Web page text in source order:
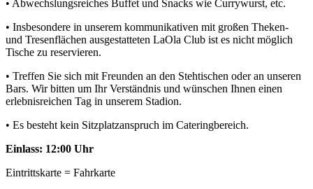
• Abwechslungsreiches Buffet und Snacks wie Currywurst, etc.
• Insbesondere in unserem kommunikativen mit großen Theken-
und Tresenflächen ausgestatteten LaOla Club ist es nicht möglich
Tische zu reservieren.
• Treffen Sie sich mit Freunden an den Stehtischen oder an unseren
Bars. Wir bitten um Ihr Verständnis und wünschen Ihnen einen
erlebnisreichen Tag in unserem Stadion.
• Es besteht kein Sitzplatzanspruch im Cateringbereich.
Einlass: 12:00 Uhr
Eintrittskarte = Fahrkarte